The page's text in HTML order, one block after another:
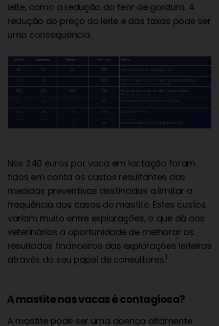
leite, como a redução do teor de gordura. A
redução do preço do leite e das taxas pode ser
uma consequência.
Nos 240 euros por vaca em lactação foram
tidos em conta os custos resultantes das
medidas preventivas destinadas a limitar a
frequência dos casos de mastite. Estes custos
variam muito entre explorações, o que dá aos
veterinários a oportunidade de melhorar os
resultados financeiros das explorações leiteiras
através do seu papel de consultores.1
A mastite nas vacas é contagiosa?
A mastite pode ser uma doença altamente